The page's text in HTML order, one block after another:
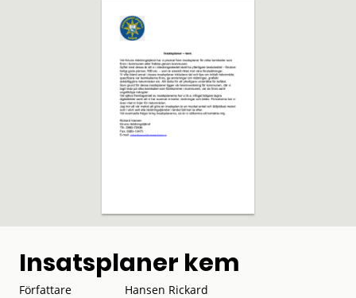
Insatsplaner kem
Författare
Hansen Rickard